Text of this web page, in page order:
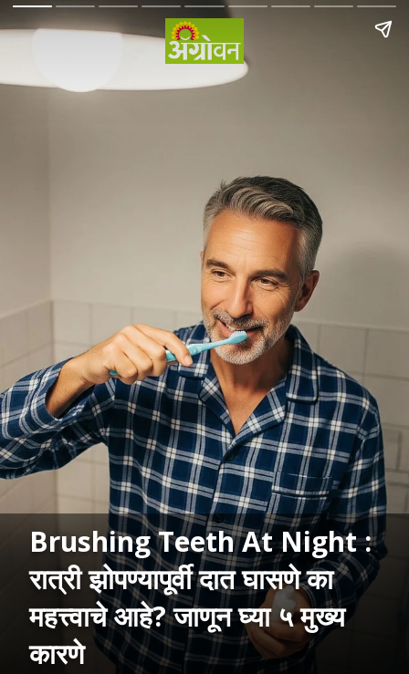
Brushing Teeth At Night :
रात्री झोपण्यापूर्वी दात घासणे का
महत्त्वाचे आहे? जाणून घ्या ५ मुख्य
कारणे